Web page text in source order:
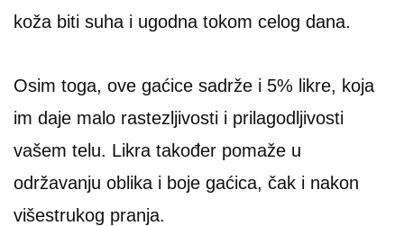
koža biti suha i ugodna tokom celog dana.
Osim toga, ove gaćice sadrže i 5% likre, koja
im daje malo rastezljivosti i prilagodljivosti
vašem telu. Likra također pomaže u
održavanju oblika i boje gaćica, čak i nakon
višestrukog pranja.